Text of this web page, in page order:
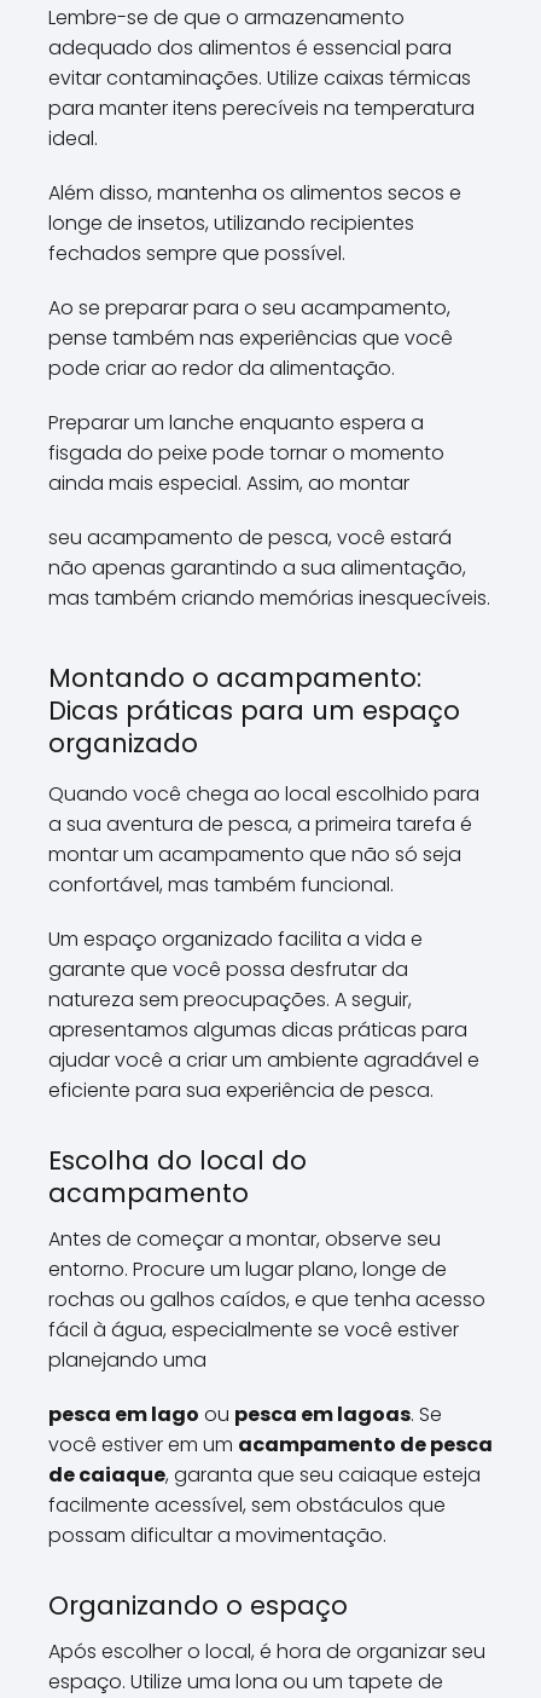
Lembre-se de que o armazenamento
adequado dos alimentos é essencial para
evitar contaminações. Utilize caixas térmicas
para manter itens perecíveis na temperatura
ideal.
Além disso, mantenha os alimentos secos e
longe de insetos, utilizando recipientes
fechados sempre que possível.
Ao se preparar para o seu acampamento,
pense também nas experiências que você
pode criar ao redor da alimentação.
Preparar um lanche enquanto espera a
fisgada do peixe pode tornar o momento
ainda mais especial. Assim, ao montar
seu acampamento de pesca, você estará
não apenas garantindo a sua alimentação,
mas também criando memórias inesquecíveis.
Montando o acampamento:
Dicas práticas para um espaço
organizado
Quando você chega ao local escolhido para
a sua aventura de pesca, a primeira tarefa é
montar um acampamento que não só seja
confortável, mas também funcional.
Um espaço organizado facilita a vida e
garante que você possa desfrutar da
natureza sem preocupações. A seguir,
apresentamos algumas dicas práticas para
ajudar você a criar um ambiente agradável e
eficiente para sua experiência de pesca.
Escolha do local do
acampamento
Antes de começar a montar, observe seu
entorno. Procure um lugar plano, longe de
rochas ou galhos caídos, e que tenha acesso
fácil à água, especialmente se você estiver
planejando uma
pesca em lago ou pesca em lagoas. Se
você estiver em um acampamento de pesca
de caiaque, garanta que seu caiaque esteja
facilmente acessível, sem obstáculos que
possam dificultar a movimentação.
Organizando o espaço
Após escolher o local, é hora de organizar seu
espaço. Utilize uma lona ou um tapete de